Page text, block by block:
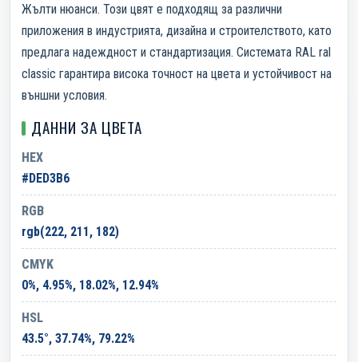
Жълти нюанси. Този цвят е подходящ за различни
приложения в индустрията, дизайна и строителството, като
предлага надеждност и стандартизация. Системата RAL ral
classic гарантира висока точност на цвета и устойчивост на
външни условия.
ДАННИ ЗА ЦВЕТА
HEX
#DED3B6
RGB
rgb(222, 211, 182)
CMYK
0%, 4.95%, 18.02%, 12.94%
HSL
43.5°, 37.74%, 79.22%